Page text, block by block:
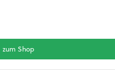
zum Shop